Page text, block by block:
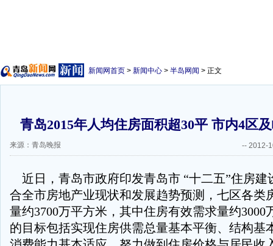
新闻网首页 > 新闻中心 > 半岛网闻 > 正文
青岛2015年人均住房面积超30平 市内4区
来源：青岛晚报 -- 2012-
近日，青岛市政府印发青岛市 “十二五”住房建
合全市房地产业现状和发展趋势预测，七区各类
量约3700万平方米，其中住房有效需求量约3000
的目标包括实现住房供需总量基本平衡、结构基